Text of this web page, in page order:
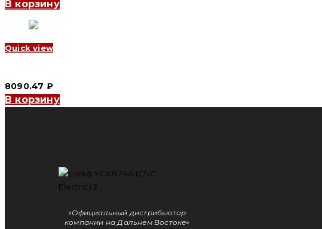
В корзину
Quick view
8090.47 ₽
В корзину
«Официальный дистрибьютор
компании на Дальнем Востоке»